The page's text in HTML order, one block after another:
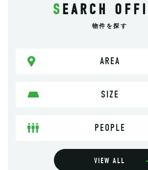
SEARCH
物件を探す
AREA
SIZE
PEOPLE
VIEW ALL